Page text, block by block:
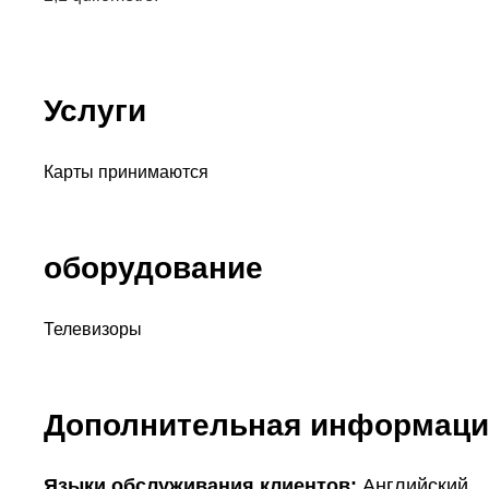
Услуги
Карты принимаются
оборудование
Телевизоры
Дополнительная